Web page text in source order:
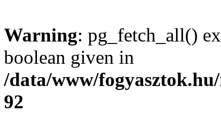
Warning: pg_fetch_all()
boolean given in
/data/www/
92